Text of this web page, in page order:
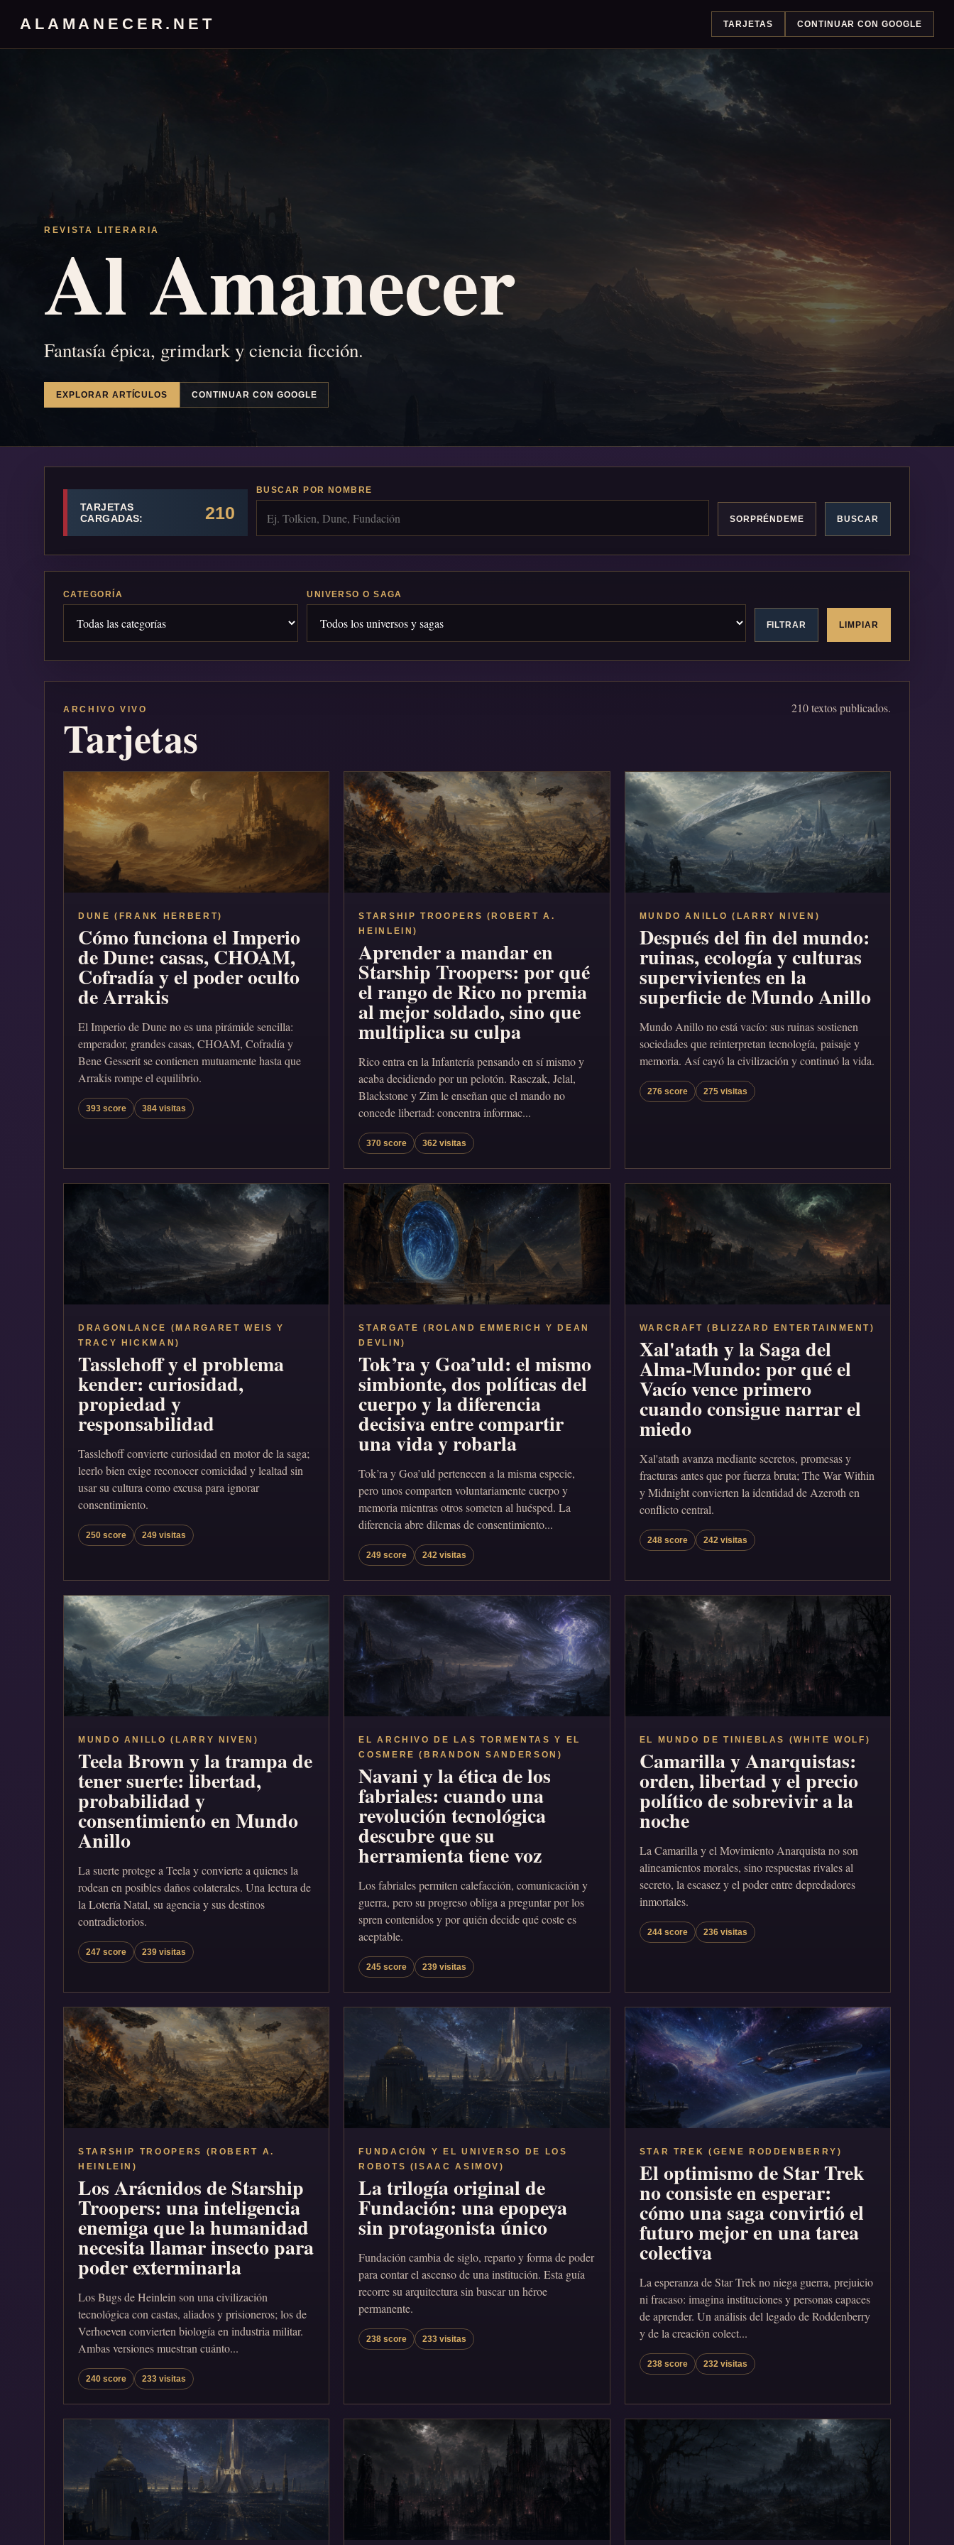
ALAMANECER.NET TARJETAS CONTINUAR CON GOOGLE
REVISTA LITERARIA
Al Amanecer
Fantasía épica, grimdark y ciencia ficción.
EXPLORAR ARTÍCULOS CONTINUAR CON GOOGLE
TARJETAS
CARGADAS:
210
BUSCAR POR NOMBRE
SORPRÉNDEME BUSCAR
CATEGORÍA UNIVERSO O SAGA
FILTRAR LIMPIAR
ARCHIVO VIVO
Tarjetas
210 textos publicados.
DUNE (FRANK HERBERT)
Cómo funciona el Imperio
de Dune: casas, CHOAM,
Cofradía y el poder oculto
de Arrakis
El Imperio de Dune no es una pirámide sencilla:
emperador, grandes casas, CHOAM, Cofradía y
Bene Gesserit se contienen mutuamente hasta que
Arrakis rompe el equilibrio.
393 score 384 visitas
STARSHIP TROOPERS (ROBERT A.
HEINLEIN)
Aprender a mandar en
Starship Troopers: por qué
el rango de Rico no premia
al mejor soldado, sino que
multiplica su culpa
Rico entra en la Infantería pensando en sí mismo y
acaba decidiendo por un pelotón. Rasczak, Jelal,
Blackstone y Zim le enseñan que el mando no
concede libertad: concentra informac...
370 score 362 visitas
MUNDO ANILLO (LARRY NIVEN)
Después del fin del mundo:
ruinas, ecología y culturas
supervivientes en la
superficie de Mundo Anillo
Mundo Anillo no está vacío: sus ruinas sostienen
sociedades que reinterpretan tecnología, paisaje y
memoria. Así cayó la civilización y continuó la vida.
276 score 275 visitas
DRAGONLANCE (MARGARET WEIS Y
TRACY HICKMAN)
Tasslehoff y el problema
kender: curiosidad,
propiedad y
responsabilidad
Tasslehoff convierte curiosidad en motor de la saga;
leerlo bien exige reconocer comicidad y lealtad sin
usar su cultura como excusa para ignorar
consentimiento.
250 score 249 visitas
STARGATE (ROLAND EMMERICH Y DEAN
DEVLIN)
Tok’ra y Goa’uld: el mismo
simbionte, dos políticas del
cuerpo y la diferencia
decisiva entre compartir
una vida y robarla
Tok’ra y Goa’uld pertenecen a la misma especie,
pero unos comparten voluntariamente cuerpo y
memoria mientras otros someten al huésped. La
diferencia abre dilemas de consentimiento...
249 score 242 visitas
WARCRAFT (BLIZZARD ENTERTAINMENT)
Xal'atath y la Saga del
Alma-Mundo: por qué el
Vacío vence primero
cuando consigue narrar el
miedo
Xal'atath avanza mediante secretos, promesas y
fracturas antes que por fuerza bruta; The War Within
y Midnight convierten la identidad de Azeroth en
conflicto central.
248 score 242 visitas
MUNDO ANILLO (LARRY NIVEN)
Teela Brown y la trampa de
tener suerte: libertad,
probabilidad y
consentimiento en Mundo
Anillo
La suerte protege a Teela y convierte a quienes la
rodean en posibles daños colaterales. Una lectura de
la Lotería Natal, su agencia y sus destinos
contradictorios.
247 score 239 visitas
EL ARCHIVO DE LAS TORMENTAS Y EL
COSMERE (BRANDON SANDERSON)
Navani y la ética de los
fabriales: cuando una
revolución tecnológica
descubre que su
herramienta tiene voz
Los fabriales permiten calefacción, comunicación y
guerra, pero su progreso obliga a preguntar por los
spren contenidos y por quién decide qué coste es
aceptable.
245 score 239 visitas
EL MUNDO DE TINIEBLAS (WHITE WOLF)
Camarilla y Anarquistas:
orden, libertad y el precio
político de sobrevivir a la
noche
La Camarilla y el Movimiento Anarquista no son
alineamientos morales, sino respuestas rivales al
secreto, la escasez y el poder entre depredadores
inmortales.
244 score 236 visitas
STARSHIP TROOPERS (ROBERT A.
HEINLEIN)
Los Arácnidos de Starship
Troopers: una inteligencia
enemiga que la humanidad
necesita llamar insecto para
poder exterminarla
Los Bugs de Heinlein son una civilización
tecnológica con castas, aliados y prisioneros; los de
Verhoeven convierten biología en industria militar.
Ambas versiones muestran cuánto...
240 score 233 visitas
FUNDACIÓN Y EL UNIVERSO DE LOS
ROBOTS (ISAAC ASIMOV)
La trilogía original de
Fundación: una epopeya
sin protagonista único
Fundación cambia de siglo, reparto y forma de poder
para contar el ascenso de una institución. Esta guía
recorre su arquitectura sin buscar un héroe
permanente.
238 score 233 visitas
STAR TREK (GENE RODDENBERRY)
El optimismo de Star Trek
no consiste en esperar:
cómo una saga convirtió el
futuro mejor en una tarea
colectiva
La esperanza de Star Trek no niega guerra, prejuicio
ni fracaso: imagina instituciones y personas capaces
de aprender. Un análisis del legado de Roddenberry
y de la creación colect...
238 score 232 visitas